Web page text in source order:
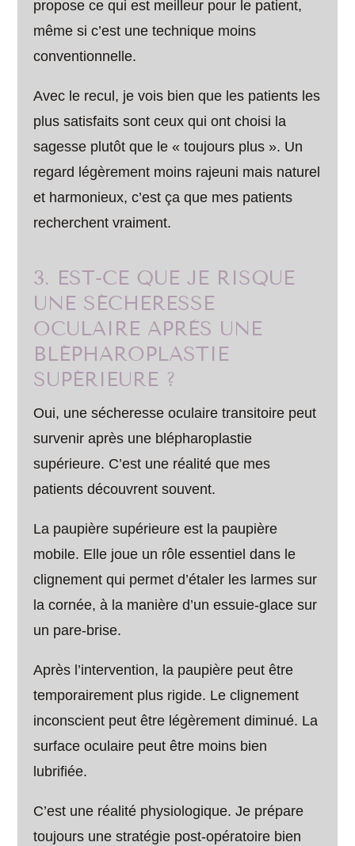
propose ce qui est meilleur pour le patient,
même si c’est une technique moins
conventionnelle.
Avec le recul, je vois bien que les patients les
plus satisfaits sont ceux qui ont choisi la
sagesse plutôt que le « toujours plus ». Un
regard légèrement moins rajeuni mais naturel
et harmonieux, c’est ça que mes patients
recherchent vraiment.
3. EST-CE QUE JE RISQUE
UNE SÉCHERESSE
OCULAIRE APRÈS UNE
BLÉPHAROPLASTIE
SUPÉRIEURE ?
Oui, une sécheresse oculaire transitoire peut
survenir après une blépharoplastie
supérieure. C’est une réalité que mes
patients découvrent souvent.
La paupière supérieure est la paupière
mobile. Elle joue un rôle essentiel dans le
clignement qui permet d’étaler les larmes sur
la cornée, à la manière d’un essuie-glace sur
un pare-brise.
Après l’intervention, la paupière peut être
temporairement plus rigide. Le clignement
inconscient peut être légèrement diminué. La
surface oculaire peut être moins bien
lubrifiée.
C’est une réalité physiologique. Je prépare
toujours une stratégie post-opératoire bien